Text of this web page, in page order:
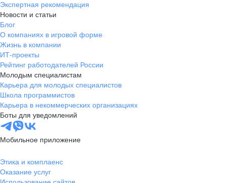
Экспертная рекомендация
Новости и статьи
Блог
О компаниях в игровой форме
Жизнь в компании
ИТ-проекты
Рейтинг работодателей России
Молодым специалистам
Карьера для молодых специалистов
Школа программистов
Карьера в некоммерческих организациях
Боты для уведомлений
Мобильное приложение
Этика и комплаенс
Оказание услуг